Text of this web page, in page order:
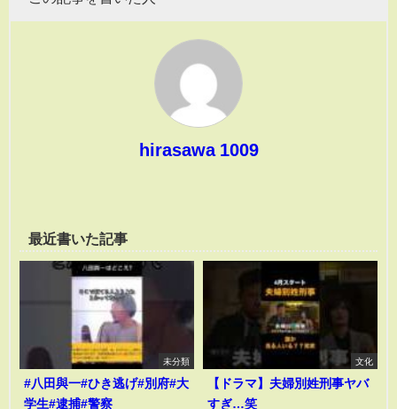
hirasawa 1009
最近書いた記事
未分類
#八田與一#ひき逃げ#別府#大
学生#逮捕#警察
文化
【ドラマ】夫婦別姓刑事ヤバ
すぎ…笑